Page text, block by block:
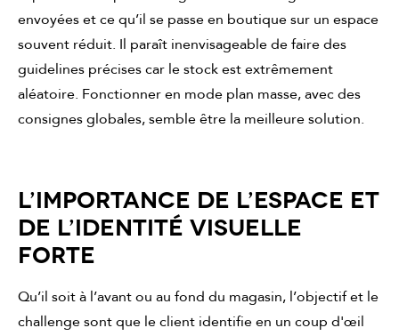
envoyées et ce qu’il se passe en boutique sur un espace
souvent réduit. Il paraît inenvisageable de faire des
guidelines précises car le stock est extrêmement
aléatoire. Fonctionner en mode plan masse, avec des
consignes globales, semble être la meilleure solution.
L’IMPORTANCE DE L’ESPACE ET
DE L’IDENTITÉ VISUELLE
FORTE
Qu’il soit à l’avant ou au fond du magasin, l’objectif et le
challenge sont que le client identifie en un coup d'œil